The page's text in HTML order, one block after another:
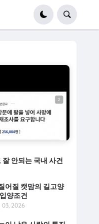
안되는 국내 사건
어질 캣맘의 길고양
양조건
03, 2026